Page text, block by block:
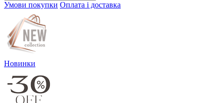
Умови покупки Оплата і доставка
Новинки